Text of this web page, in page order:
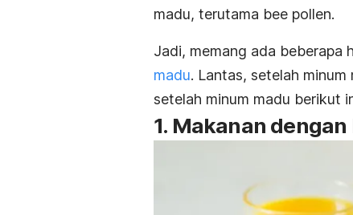
madu, terutama bee pollen.
Jadi, memang ada beberapa
madu. Lantas, setelah
setelah minum madu berikut
1. Makanan